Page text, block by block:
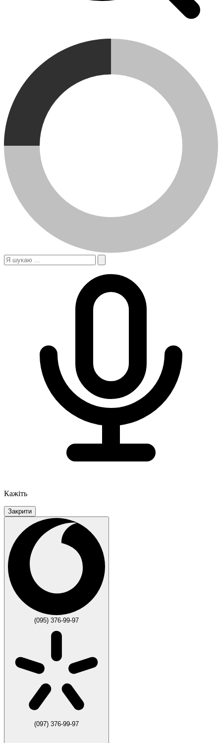
Кажіть
Закрити
(095) 376-99-97
(097) 376-99-97